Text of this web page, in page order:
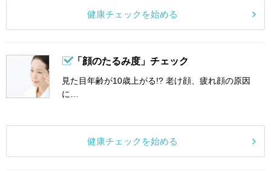
健康チェックを始める
「顔のたるみ度」チェック
見た目年齢が10歳上がる!? 老け顔、疲れ顔の原因
に…
健康チェックを始める